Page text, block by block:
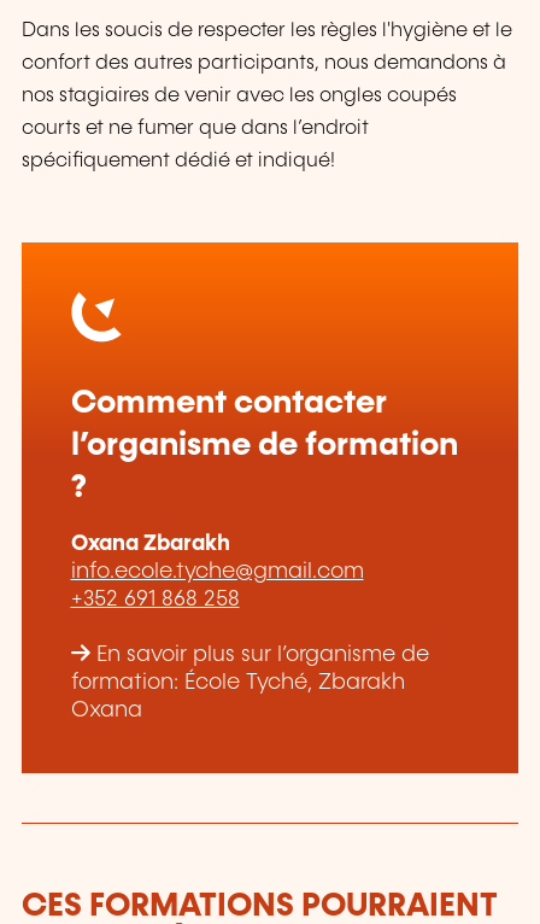
Dans les soucis de respecter les règles l'hygiène et le
confort des autres participants, nous demandons à
nos stagiaires de venir avec les ongles coupés
courts et ne fumer que dans l’endroit
spécifiquement dédié et indiqué!
Comment contacter
l’organisme de formation
?
Oxana Zbarakh
info.ecole.tyche@gmail.com
+352 691 868 258
En savoir plus sur l’organisme de
formation: École Tyché, Zbarakh
Oxana
CES FORMATIONS POURRAIENT